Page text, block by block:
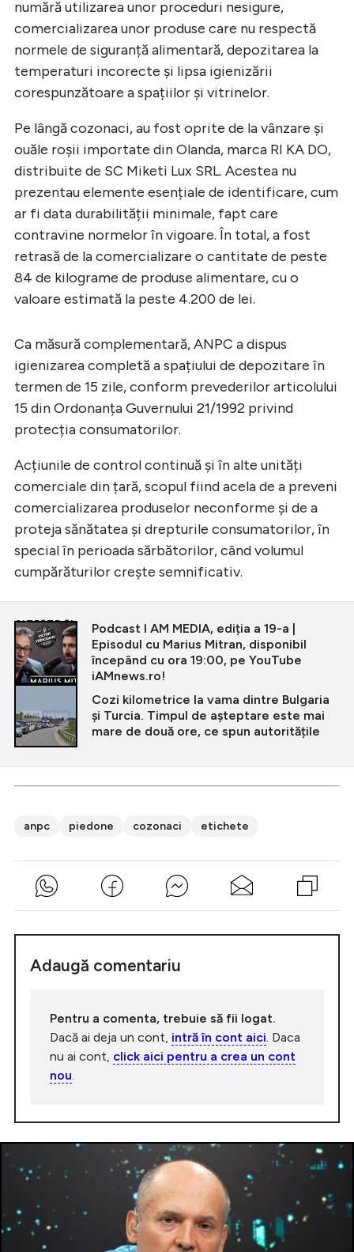
numără utilizarea unor proceduri nesigure,
comercializarea unor produse care nu respectă
normele de siguranță alimentară, depozitarea la
temperaturi incorecte și lipsa igienizării
corespunzătoare a spațiilor și vitrinelor.
Pe lângă cozonaci, au fost oprite de la vânzare și
ouăle roșii importate din Olanda, marca RI KA DO,
distribuite de SC Miketi Lux SRL. Acestea nu
prezentau elemente esențiale de identificare, cum
ar fi data durabilității minimale, fapt care
contravine normelor în vigoare. În total, a fost
retrasă de la comercializare o cantitate de peste
84 de kilograme de produse alimentare, cu o
valoare estimată la peste 4.200 de lei.
Ca măsură complementară, ANPC a dispus
igienizarea completă a spațiului de depozitare în
termen de 15 zile, conform prevederilor articolului
15 din Ordonanța Guvernului 21/1992 privind
protecția consumatorilor.
Acțiunile de control continuă și în alte unități
comerciale din țară, scopul fiind acela de a preveni
comercializarea produselor neconforme și de a
proteja sănătatea și drepturile consumatorilor, în
special în perioada sărbătorilor, când volumul
cumpărăturilor crește semnificativ.
CITEȘTE ȘI
Podcast I AM MEDIA, ediția a 19-a |
Episodul cu Marius Mitran, disponibil
începând cu ora 19:00, pe YouTube
iAMnews.ro!
Cozi kilometrice la vama dintre Bulgaria
și Turcia. Timpul de așteptare este mai
mare de două ore, ce spun autoritățile
anpc piedone cozonaci etichete
Adaugă comentariu
Pentru a comenta, trebuie să fii logat.
Dacă ai deja un cont, intră în cont aici . Daca
nu ai cont, click aici pentru a crea un cont
nou